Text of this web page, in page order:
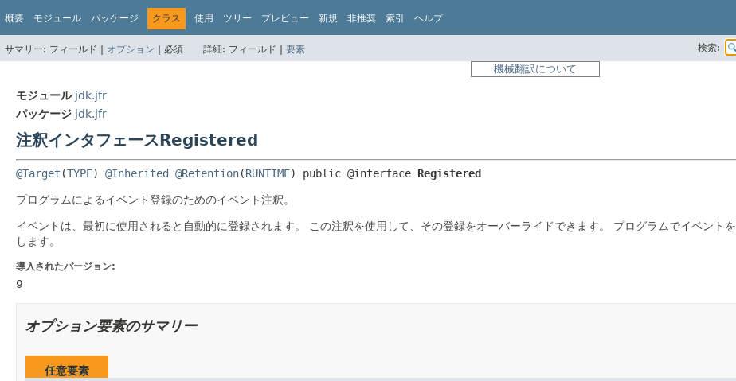
概要 モジュール パッケージ クラス 使用 ツリー プレビュー 新規 非推奨 索引 ヘルプ
サマリー: フィールド | オプション | 必須 詳細: フィールド | 要素 検索:
機械翻訳について
モジュール jdk.jfr
パッケージ jdk.jfr
注釈インタフェースRegistered
@Target (TYPE) @Inherited @Retention(RUNTIME) public @interface Registered
プログラムによるイベント登録のためのイベント注釈。
イベントは、最初に使用されると自動的に登録されます。 この注釈を使用して、その登録をオーバーライドできます。 プログラムでイベント
します。
導入されたバージョン:
9
オプション要素のサマリー
任意要素